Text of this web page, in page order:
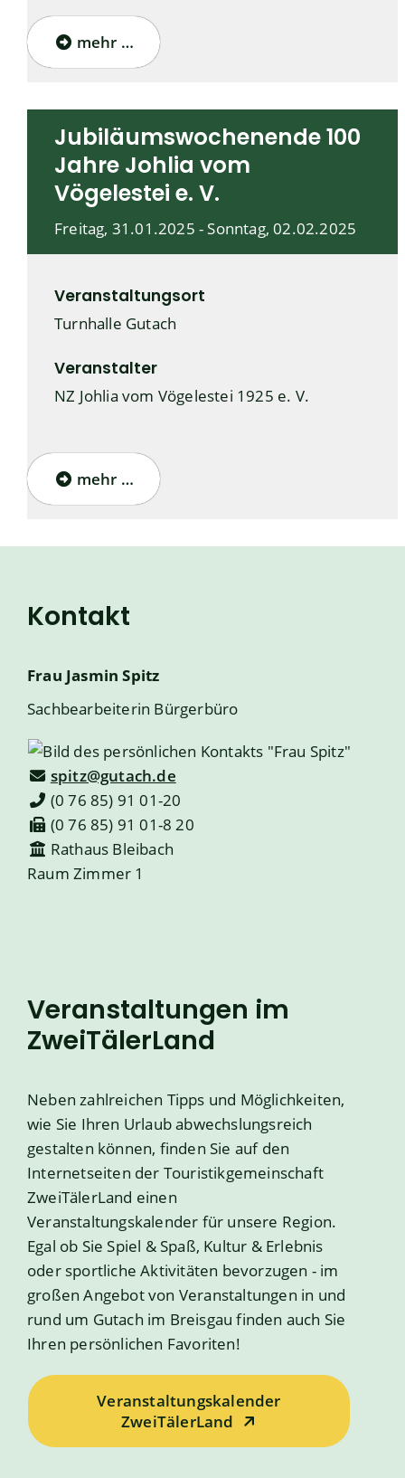
mehr …
Jubiläumswochenende 100
Jahre Johlia vom
Vögelestei e. V.
Freitag, 31.01.2025 - Sonntag, 02.02.2025
Veranstaltungsort
Turnhalle Gutach
Veranstalter
NZ Johlia vom Vögelestei 1925 e. V.
mehr …
Kontakt
Frau Jasmin Spitz
Sachbearbeiterin Bürgerbüro
spitz@gutach.de
(0 76 85) 91 01-20
(0 76 85) 91 01-8 20
Rathaus Bleibach
Raum Zimmer 1
Veranstaltungen im
ZweiTälerLand
Neben zahlreichen Tipps und Möglichkeiten,
wie Sie Ihren Urlaub abwechslungsreich
gestalten können, finden Sie auf den
Internetseiten der Touristikgemeinschaft
ZweiTälerLand einen
Veranstaltungskalender für unsere Region.
Egal ob Sie Spiel & Spaß, Kultur & Erlebnis
oder sportliche Aktivitäten bevorzugen - im
großen Angebot von Veranstaltungen in und
rund um Gutach im Breisgau finden auch Sie
Ihren persönlichen Favoriten!
Veranstaltungskalender
ZweiTälerLand